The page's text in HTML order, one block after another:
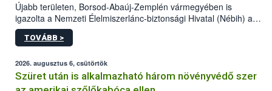
Újabb területen, Borsod-Abaúj-Zemplén vármegyében is
igazolta a Nemzeti Élelmiszerlánc-biztonsági Hivatal (Nébih) a
kőrisrontó karcsúdíszbogár (Agrilus planipennis) jelenlétét. A
kártevőt nem csak színcsapdában találták meg, de már fertőzött
az intenzív felderítést, emellett az intézkedéseket a szlovák
hatósággal is összehangolják a terjedés megállítása érdekében.
TOVÁBB >
2026. augusztus 6, csütörtök
Szüret után is alkalmazható három növényvédő szer